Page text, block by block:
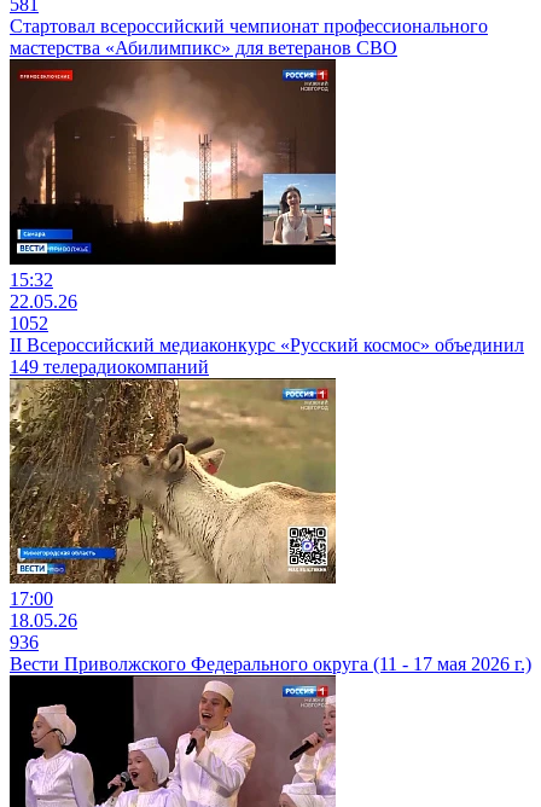
Стартовал всероссийский чемпионат профессионального
мастерства «Абилимпикс» для ветеранов СВО
15:32
22.05.26
1052
II Всероссийский медиаконкурс «Русский космос» объединил
149 телерадиокомпаний
17:00
18.05.26
936
Вести Приволжского Федерального округа (11 - 17 мая 2026 г.)